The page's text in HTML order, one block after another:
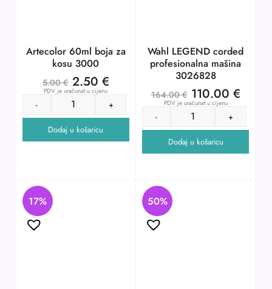
Artecolor 60ml boja za
kosu 3000
5.00€ 2.50 €
PDV je uračunat u cijenu
- +
Dodaj u košaricu
Wahl LEGEND corded
profesionalna mašina
3026828
164.00€ 110.00 €
PDV je uračunat u cijenu
- +
Dodaj u košaricu
17% 50%